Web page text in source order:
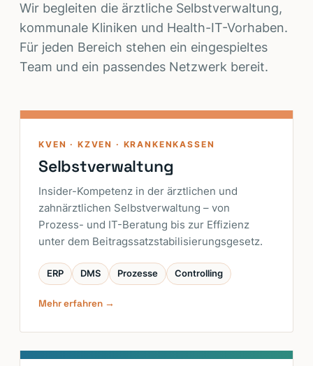
Wir begleiten die ärztliche Selbstverwaltung,
kommunale Kliniken und Health-IT-Vorhaben.
Für jeden Bereich stehen ein eingespieltes
Team und ein passendes Netzwerk bereit.
KVEN · KZVEN · KRANKENKASSEN
Selbstverwaltung
Insider-Kompetenz in der ärztlichen und
zahnärztlichen Selbstverwaltung – von
Prozess- und IT-Beratung bis zur Effizienz
unter dem Beitragssatzstabilisierungsgesetz.
ERP DMS Prozesse Controlling
Mehr erfahren →